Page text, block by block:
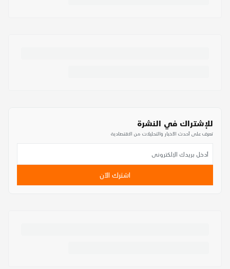
للإشتراك في النشرة
تعرف على أحدث الأخبار والتحليلات من الاقتصادية
اشترك الآن